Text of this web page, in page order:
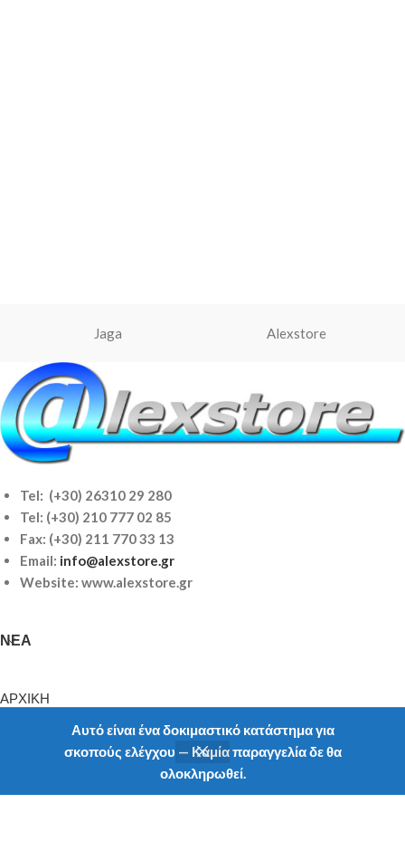
Αυτό είναι ένα δοκιμαστικό κατάστημα για
σκοπούς ελέγχου — Καμία παραγγελία δε θα
ολοκληρωθεί.
Jaga Alexstore
Tel: (+30) 26310 29 280
Tel: (+30) 210 777 02 85
Fax: (+30) 211 770 33 13
Email: info@alexstore.gr
Website: www.alexstore.gr
ΝΈΑ
ΑΡΧΙΚΗ